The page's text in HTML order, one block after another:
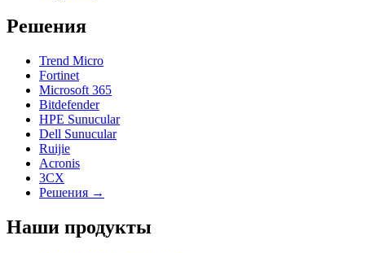
Решения
Trend Micro
Fortinet
Microsoft 365
Bitdefender
HPE Sunucular
Dell Sunucular
Ruijie
Acronis
3CX
Решения →
Наши продукты